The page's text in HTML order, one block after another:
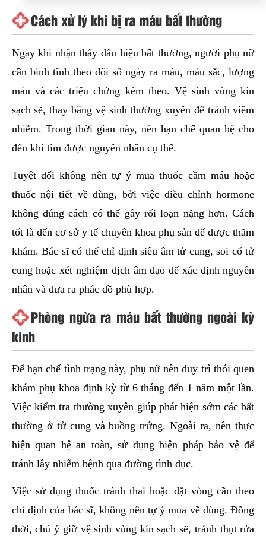
Cách xử lý khi bị ra máu bất thường
Ngay khi nhận thấy dấu hiệu bất thường, người phụ nữ
cần bình tĩnh theo dõi số ngày ra máu, màu sắc, lượng
máu và các triệu chứng kèm theo. Vệ sinh vùng kín
sạch sẽ, thay băng vệ sinh thường xuyên để tránh viêm
nhiễm. Trong thời gian này, nên hạn chế quan hệ cho
đến khi tìm được nguyên nhân cụ thể.
Tuyệt đối không nên tự ý mua thuốc cầm máu hoặc
thuốc nội tiết về dùng, bởi việc điều chỉnh hormone
không đúng cách có thể gây rối loạn nặng hơn. Cách
tốt là đến cơ sở y tế chuyên khoa phụ sản để được thăm
khám. Bác sĩ có thể chỉ định siêu âm tử cung, soi cổ tử
cung hoặc xét nghiệm dịch âm đạo để xác định nguyên
nhân và đưa ra phác đồ phù hợp.
Phòng ngừa ra máu bất thường ngoài kỳ
kinh
Để hạn chế tình trạng này, phụ nữ nên duy trì thói quen
khám phụ khoa định kỳ từ 6 tháng đến 1 năm một lần.
Việc kiểm tra thường xuyên giúp phát hiện sớm các bất
thường ở tử cung và buồng trứng. Ngoài ra, nên thực
hiện quan hệ an toàn, sử dụng biện pháp bảo vệ để
tránh lây nhiễm bệnh qua đường tình dục.
Việc sử dụng thuốc tránh thai hoặc đặt vòng cần theo
chỉ định của bác sĩ, không nên tự ý mua về dùng. Đồng
thời, chú ý giữ vệ sinh vùng kín sạch sẽ, tránh thụt rửa